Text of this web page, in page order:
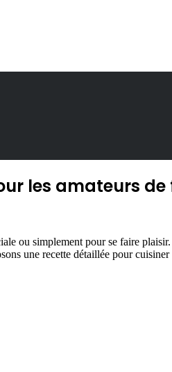
les amateurs
ou simplement pour se faire
une recette détaillée pour